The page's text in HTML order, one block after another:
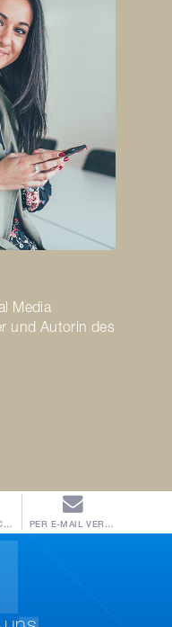
Media
und Autorin des
TEILEN AUF FACEBOOK PER E-MAIL VERSENDEN